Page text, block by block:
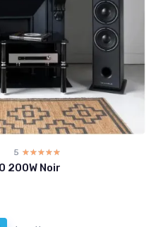
5 ☆☆☆☆☆
★★★★★
200W Noir